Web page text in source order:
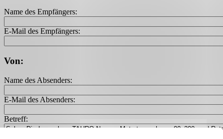
Name des Empfängers:
E-Mail des Empfängers:
Von:
Name des Absenders:
E-Mail des Absenders:
Betreff: